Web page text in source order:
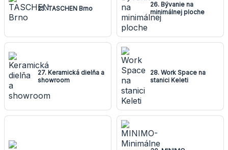
25. TASCHEN Brno
26. Bývanie na
minimálnej ploche
27. Keramická dielňa a
showroom
28. Work Space na
stanici Keleti